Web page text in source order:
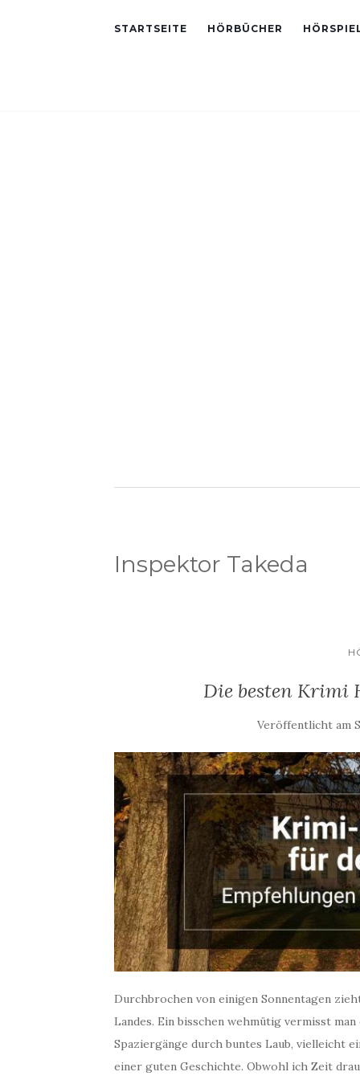
STARTSEITE HÖRBÜCHER
Inspektor Takeda
Die besten Krimi
Veröffentlicht am
Durchbrochen von einigen Sonnentagen
Landes. Ein bisschen wehmütig vermisst
Spaziergänge durch buntes Laub, vielleicht
einer guten Geschichte. Obwohl ich Zeit